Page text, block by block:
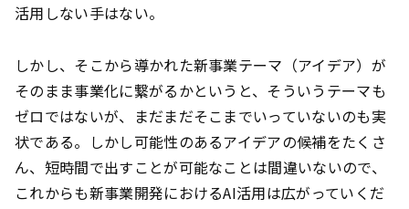
活用しない手はない。
しかし、そこから導かれた新事業テーマ（アイデア）が
そのまま事業化に繋がるかというと、そういうテーマも
ゼロではないが、まだまだそこまでいっていないのも実
状である。しかし可能性のあるアイデアの候補をたくさ
ん、短時間で出すことが可能なことは間違いないので、
これからも新事業開発におけるAI活用は広がっていくだ